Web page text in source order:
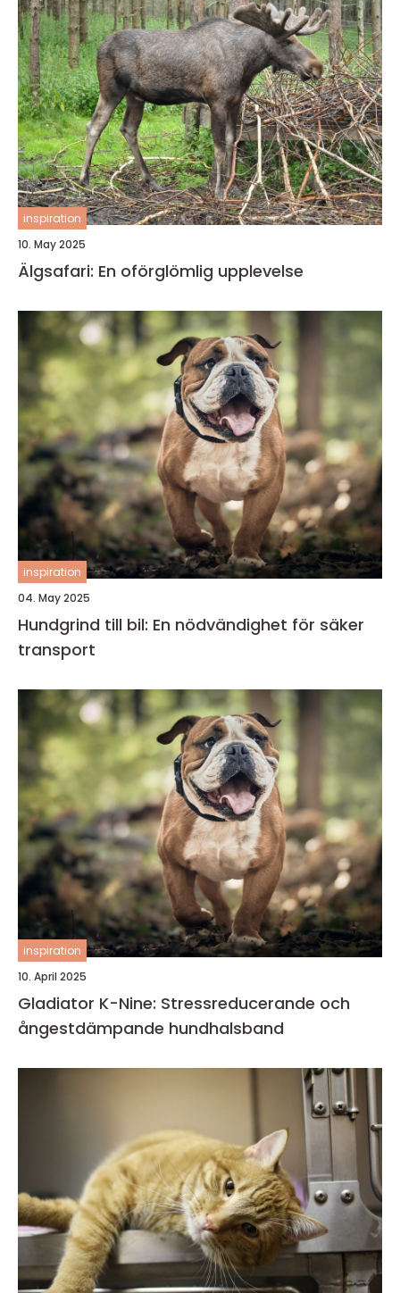
inspiration
10. May 2025
Älgsafari: En oförglömlig upplevelse
inspiration
04. May 2025
Hundgrind till bil: En nödvändighet för säker
transport
inspiration
10. April 2025
Gladiator K-Nine: Stressreducerande och
ångestdämpande hundhalsband